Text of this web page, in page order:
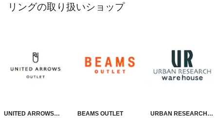
リングの取り扱いショップ
UNITED ARROWS
BEAMS OUTLET
URBAN RESEARCH